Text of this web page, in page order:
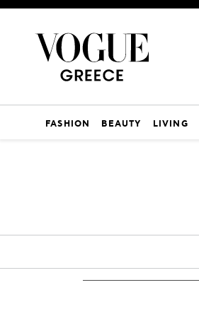
FASHION BEAUTY LIVING